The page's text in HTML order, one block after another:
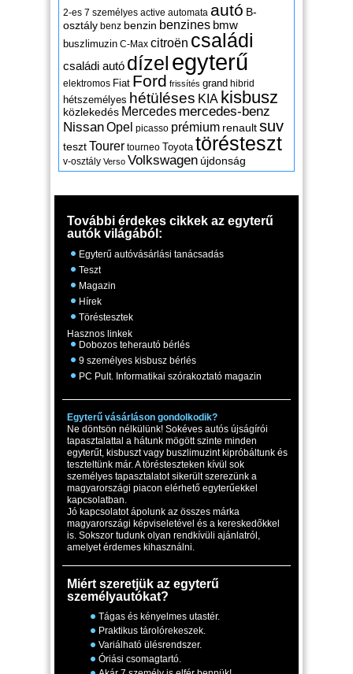
2-es 7 személyes active automata autó B-
osztály benz benzin benzines bmw
buszlimuzin C-Max citroën családi
családi autó dízel egyterű
elektromos Fiat Ford frissítés grand hibrid
hétszemélyes hétüléses KIA kisbusz
közlekedés Mercedes mercedes-benz
NissanOpel picasso prémium renaultsuv
tesztTourer tourneo Toyota törésteszt
v-osztály Verso Volkswagen újdonság
További érdekes cikkek az egyterű
autók világából:
Egyterű autóvásárlási tanácsadás
Teszt
Magazin
Hírek
Töréstesztek
Hasznos linkek
Dobozos teherautó bérlés
9 személyes kisbusz bérlés
PC Pult. Informatikai szórakoztató magazin
Egyterű vásárláson gondolkodik?
Ne döntsön nélkülünk! Sokéves autós újságírói
tapasztalattal a hátunk mögött szinte minden
egyterűt, kisbuszt vagy buszlimuzint kipróbáltunk és
teszteltünk már. A törésteszteken kívül sok
személyes tapasztalatot sikerült szerezünk a
magyarországi piacon elérhető egyterűekkel
kapcsolatban.
Jó kapcsolatot ápolunk az összes márka
magyarországi képviseletével és a kereskedőkkel
is. Sokszor tudunk olyan rendkívüli ajánlatról,
amelyet érdemes kihasználni.
Miért szeretjük az egyterű
személyautókat?
Tágas és kényelmes utastér.
Praktikus tárolórekeszek.
Variálható ülésrendszer.
Óriási csomagtartó.